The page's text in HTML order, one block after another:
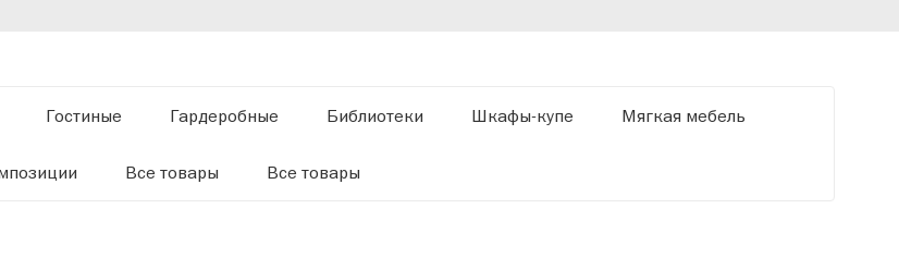
Гостиные Гардеробные Библиотеки Шкафы-купе Мягкая мебель
Все товары Все товары